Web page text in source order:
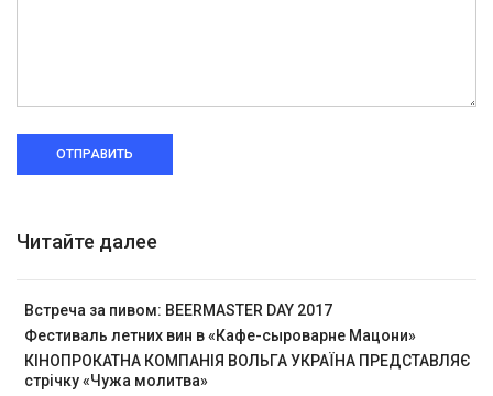
ОТПРАВИТЬ
Читайте далее
Встреча за пивом: BEERMASTER DAY 2017
Фестиваль летних вин в «Кафе-сыроварне Мацони»
КІНОПРОКАТНА КОМПАНІЯ ВОЛЬГА УКРАЇНА ПРЕДСТАВЛЯЄ
стрічку «Чужа молитва»